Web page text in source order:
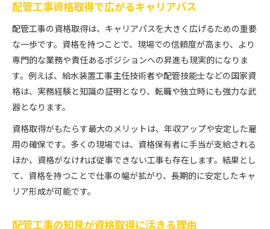
配管工事資格取得で広がるキャリアパス
配管工事の資格取得は、キャリアパスを大きく広げるための重要
な一歩です。資格を持つことで、現場での信頼度が高まり、より
専門的な業務や責任あるポジションへの昇進も現実的になりま
す。例えば、給水装置工事主任技術者や配管技能士などの国家資
格は、実務経験と知識の証明となり、転職や独立時にも強力な武
器となります。
資格取得がもたらす最大のメリットは、年収アップや安定した雇
用の確保です。多くの現場では、資格保有者に手当が支給される
ほか、資格がなければ従事できない工事も存在します。結果とし
て、資格を持つことで仕事の幅が拡がり、長期的に安定したキャ
リア形成が可能です。
配管工事の知見が資格取得に活きる理由